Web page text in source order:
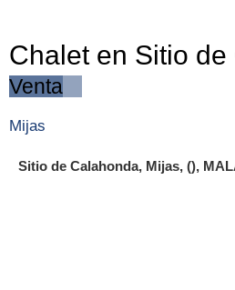
Chalet en Sitio
Venta
Mijas
Sitio de Calahonda, Mijas, (),